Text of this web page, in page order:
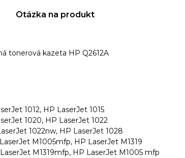
Otázka na produkt
tonerová kazeta HP Q2612A
1012, HP LaserJet 1015
1020, HP LaserJet 1022
1022nw, HP LaserJet 1028
M1005mfp, HP LaserJet M1319
M1319mfp, HP LaserJet M1005 mfp